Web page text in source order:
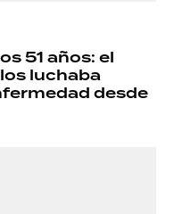
51 años: el
luchaba
desde